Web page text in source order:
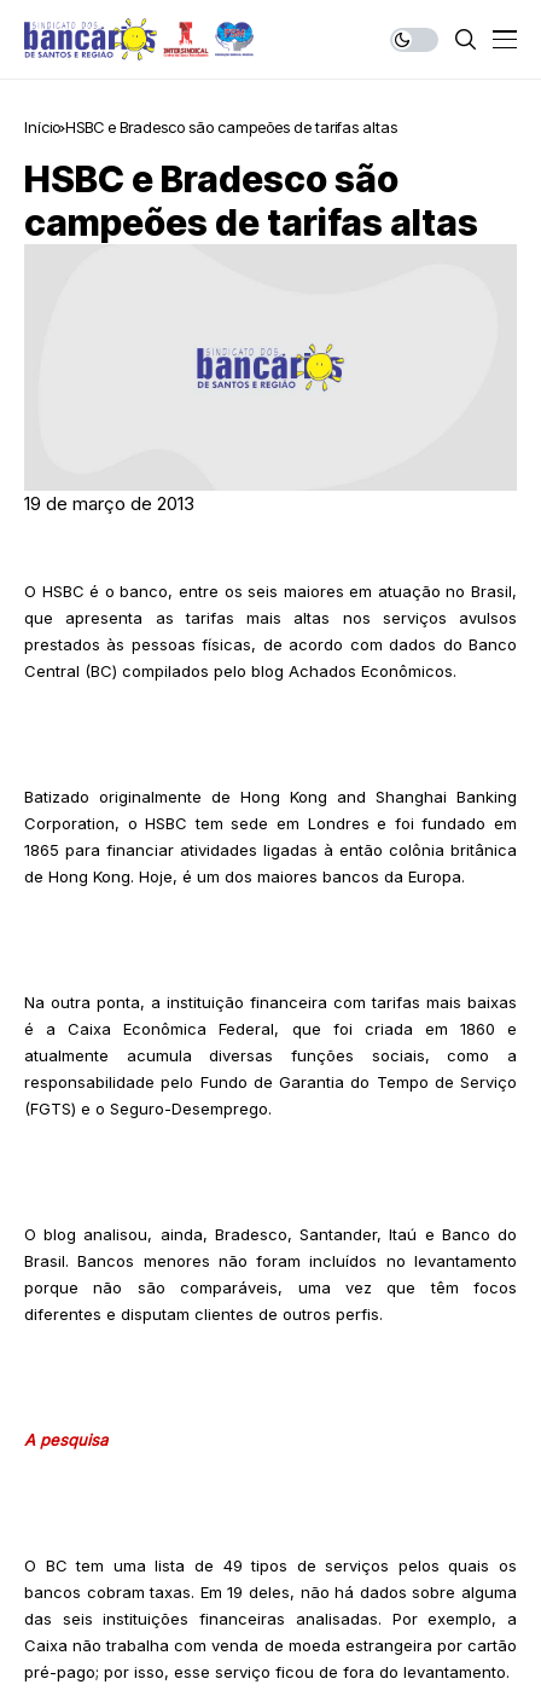
Início HSBC e Bradesco são campeões de tarifas altas
HSBC e Bradesco são
campeões de tarifas altas
19 de março de 2013
O HSBC é o banco, entre os seis maiores em atuação no Brasil,
que apresenta as tarifas mais altas nos serviços avulsos
prestados às pessoas físicas, de acordo com dados do Banco
Central (BC) compilados pelo blog Achados Econômicos.
Batizado originalmente de Hong Kong and Shanghai Banking
Corporation, o HSBC tem sede em Londres e foi fundado em
1865 para financiar atividades ligadas à então colônia britânica
de Hong Kong. Hoje, é um dos maiores bancos da Europa.
Na outra ponta, a instituição financeira com tarifas mais baixas
é a Caixa Econômica Federal, que foi criada em 1860 e
atualmente acumula diversas funções sociais, como a
responsabilidade pelo Fundo de Garantia do Tempo de Serviço
(FGTS) e o Seguro-Desemprego.
O blog analisou, ainda, Bradesco, Santander, Itaú e Banco do
Brasil. Bancos menores não foram incluídos no levantamento
porque não são comparáveis, uma vez que têm focos
diferentes e disputam clientes de outros perfis.
A pesquisa
O BC tem uma lista de 49 tipos de serviços pelos quais os
bancos cobram taxas. Em 19 deles, não há dados sobre alguma
das seis instituições financeiras analisadas. Por exemplo, a
Caixa não trabalha com venda de moeda estrangeira por cartão
pré-pago; por isso, esse serviço ficou de fora do levantamento.